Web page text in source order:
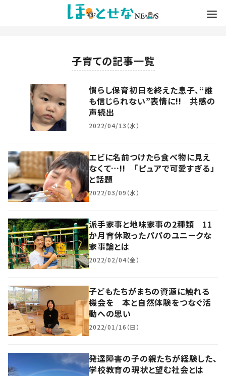
子育ての記事一覧
慣らし保育初日を終えた息子、“誰
も信じられない”表情に!! 共感の
声続出
2022/04/13（水）
エビに名前つけたら食べ物に見え
なくて…!! 「ピュアで可愛すぎる」
と話題
2022/03/09（水）
派手家事と地味家事の2種類 11
か月育休取ったパパのユニークな
家事論とは
2022/02/04（金）
子どもたちがまちの資源に触れる
機会を 本と自然体験をつなぐ活
動への思い
2022/01/16（日）
発達障害の子の親たちが経験した、
学校教育の現状と望む社会とは